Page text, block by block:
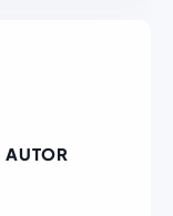
AUTOR